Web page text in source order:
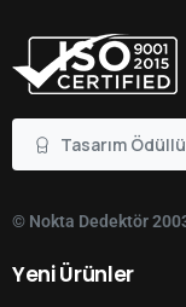
Tasarım
© Nokta Dedektör
YeniÜrünler